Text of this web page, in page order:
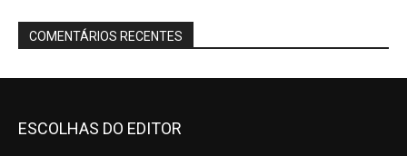
COMENTÁRIOS RECENTES
ESCOLHAS DO EDITOR